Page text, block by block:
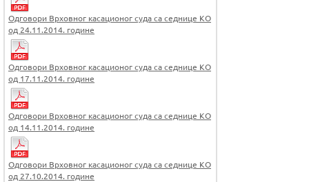
Одговори Врховног касационог суда са седнице КО
од 24.11.2014. године
Одговори Врховног касационог суда са седнице КО
од 17.11.2014. године
Одговори Врховног касационог суда са седнице КО
од 14.11.2014. године
Одговори Врховног касационог суда са седнице КО
од 27.10.2014. године